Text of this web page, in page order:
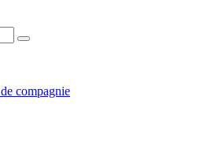
compagnie